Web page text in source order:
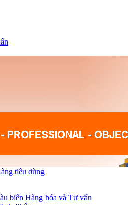
tiêu dùng
biển Hàng hóa và Tư vấn